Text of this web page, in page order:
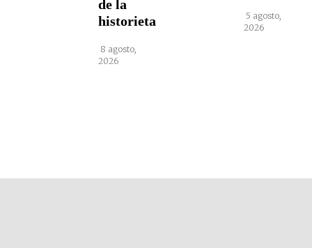
de la
historieta
8 agosto,
2026
5 agosto,
2026